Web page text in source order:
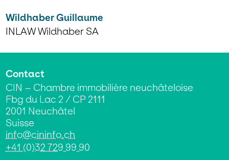
Wildhaber Guillaume
INLAW Wildhaber SA
Contact
CIN – Chambre immobilière neuchâteloise
Fbg du Lac 2 / CP 2111
2001 Neuchâtel
Suisse
info@cininfo.ch
+41 (0)32 729 99 90